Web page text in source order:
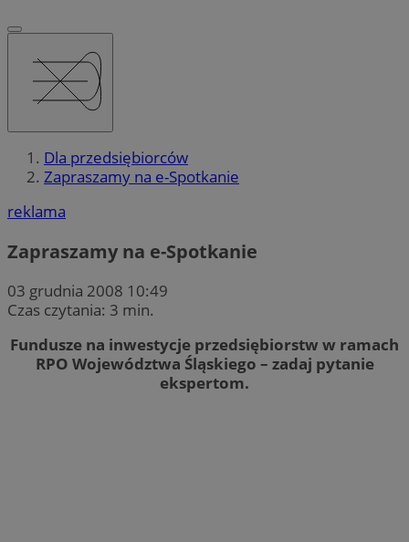
Dla przedsiębiorców
Zapraszamy na e-Spotkanie
reklama
Zapraszamy na e-Spotkanie
03 grudnia 2008 10:49
Czas czytania: 3 min.
Fundusze na inwestycje przedsiębiorstw w ramach
RPO Województwa Śląskiego – zadaj pytanie
ekspertom.